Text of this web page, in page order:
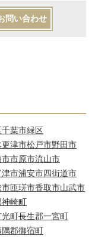
問い合わせ
千葉市緑区
更津市松戸市野田市
市市原市流山市
津市浦安市四街道市
市匝瑳市香取市山武市
崎町
光町長生郡一宮町
隅郡御宿町